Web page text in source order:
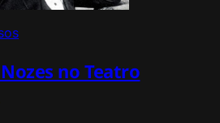
no Teatro